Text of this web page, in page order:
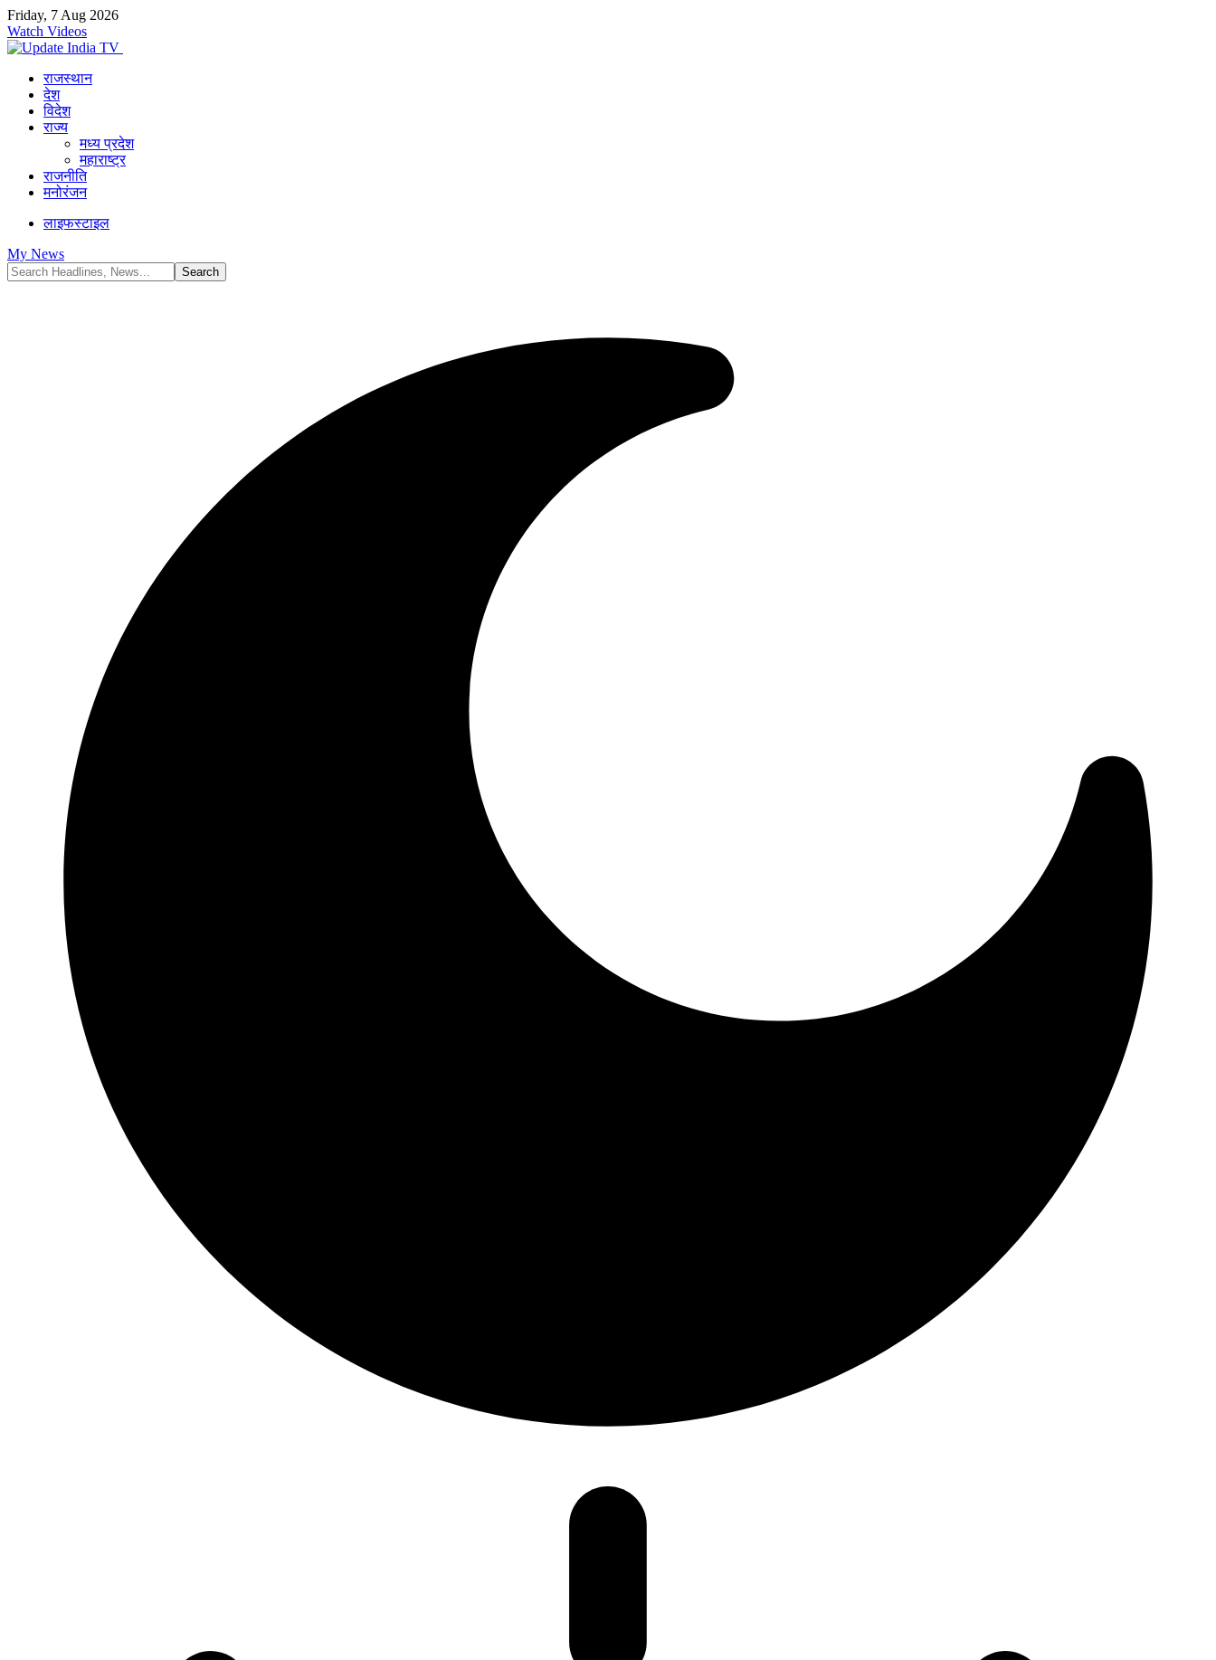
Friday, 7 Aug 2026
Watch Videos
राजस्थान
देश
विदेश
राज्य
मध्य प्रदेश
महाराष्ट्र
राजनीति
मनोरंजन
लाइफस्टाइल
My News